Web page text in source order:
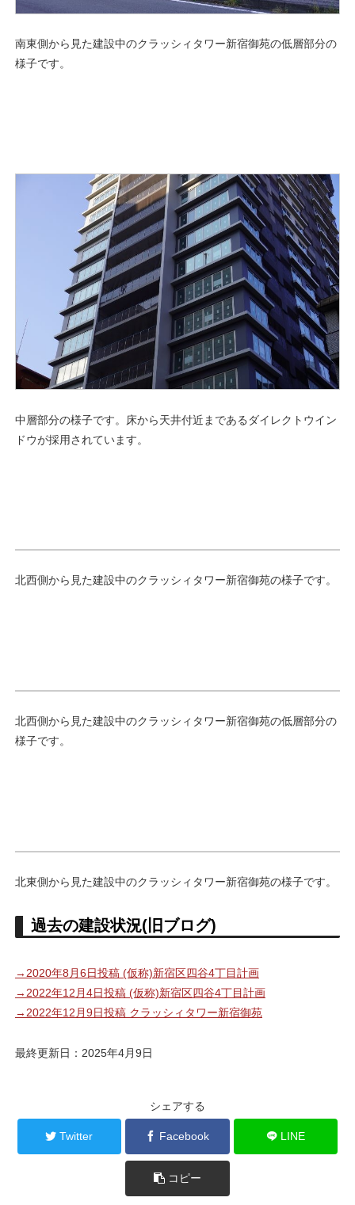
南東側から見た建設中のクラッシィタワー新宿御苑の低層部分の
様子です。
中層部分の様子です。床から天井付近まであるダイレクトウイン
ドウが採用されています。
北西側から見た建設中のクラッシィタワー新宿御苑の様子です。
北西側から見た建設中のクラッシィタワー新宿御苑の低層部分の
様子です。
北東側から見た建設中のクラッシィタワー新宿御苑の様子です。
過去の建設状況(旧ブログ)
→2020年8月6日投稿 (仮称)新宿区四谷4丁目計画
→2022年12月4日投稿 (仮称)新宿区四谷4丁目計画
→2022年12月9日投稿 クラッシィタワー新宿御苑
最終更新日：2025年4月9日
シェアする
Twitter Facebook LINE
コピー